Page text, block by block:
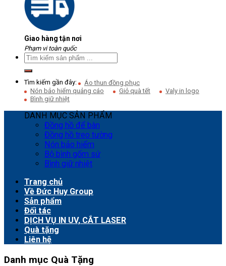
Giao hàng tận nơi
Phạm vi toàn quốc
Tìm kiếm gần đây:
Áo thun đồng phục
Nón bảo hiểm quảng cáo
Giỏ quà tết
Valy in logo
Bình giữ nhiệt
DANH MỤC SẢN PHẨM
Đồng hồ để bàn
Đồng hồ treo tường
Nón bảo hiểm
Bộ bình gốm sứ
Bình giữ nhiệt
Trang chủ
Về Đức Huy Group
Sản phẩm
Đối tác
DỊCH VỤ IN UV, CẮT LASER
Quà tặng
Liên hệ
Danh mục Quà Tặng